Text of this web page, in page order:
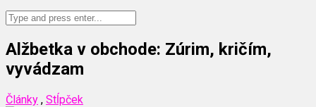
Alžbetka v obchode: Zúrim, kričím,
vyvádzam
Články , Stĺpček